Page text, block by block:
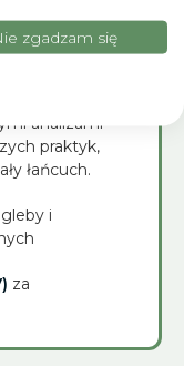
analizami
praktyk,
łańcuch.
i
za
zgadzam się